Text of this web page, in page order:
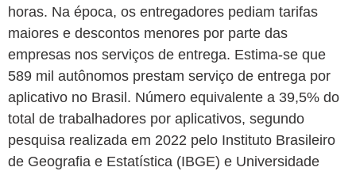
horas. Na época, os entregadores pediam tarifas
maiores e descontos menores por parte das
empresas nos serviços de entrega. Estima-se que
589 mil autônomos prestam serviço de entrega por
aplicativo no Brasil. Número equivalente a 39,5% do
total de trabalhadores por aplicativos, segundo
pesquisa realizada em 2022 pelo Instituto Brasileiro
de Geografia e Estatística (IBGE) e Universidade